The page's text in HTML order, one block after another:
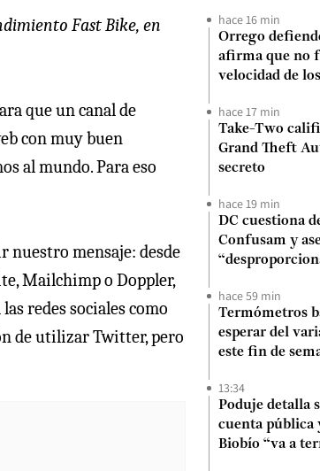
Fast Bike, en
que un canal de
con muy buen
al mundo. Para eso
nuestro mensaje: desde
Mailchimp o Doppler,
redes sociales como
de utilizar Twitter, pero
hace 16 min
Orrego
afirma que no
velocidad de
hace 17 min
Take-Two
Grand Theft
secreto
hace 19 min
DC cuestiona
Confusam y
hace 59 min
Termómetros
esperar del
este fin de
13:34
Poduje detalla
cuenta pública
Biobío “va a